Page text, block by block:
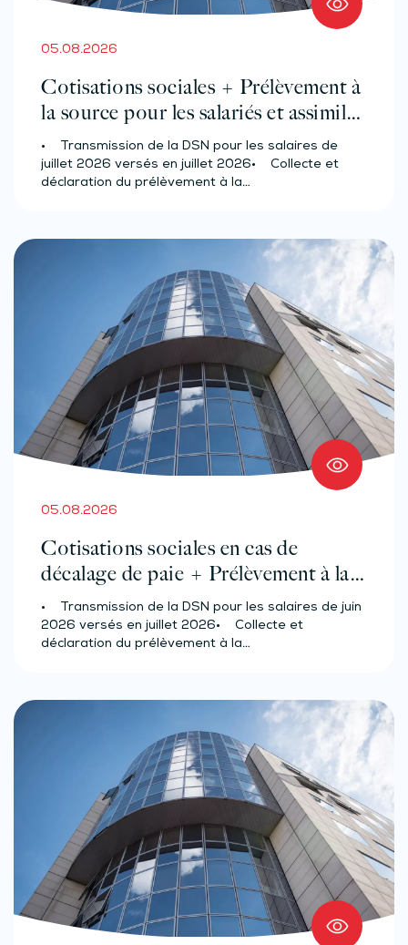
05.08.2026
Cotisations sociales + Prélèvement à
la source pour les salariés et assimilés
(effectif d’au moins 50 salariés)
• Transmission de la DSN pour les salaires de
juillet 2026 versés en juillet 2026• Collecte et
déclaration du prélèvement à la…
05.08.2026
Cotisations sociales en cas de
décalage de paie + Prélèvement à la
source des salariés et assimilés
(effectif d’au moins 50 salariés)
• Transmission de la DSN pour les salaires de juin
2026 versés en juillet 2026• Collecte et
déclaration du prélèvement à la…